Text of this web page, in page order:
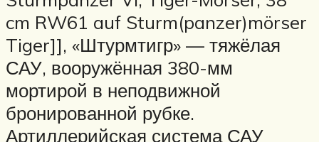
cm RW61 auf Sturm(panzer)mörser
Tiger]], «Штурмтигр» — тяжёлая
САУ, вооружённая 380-мм
мортирой в неподвижной
бронированной рубке.
Артиллерийская система САУ